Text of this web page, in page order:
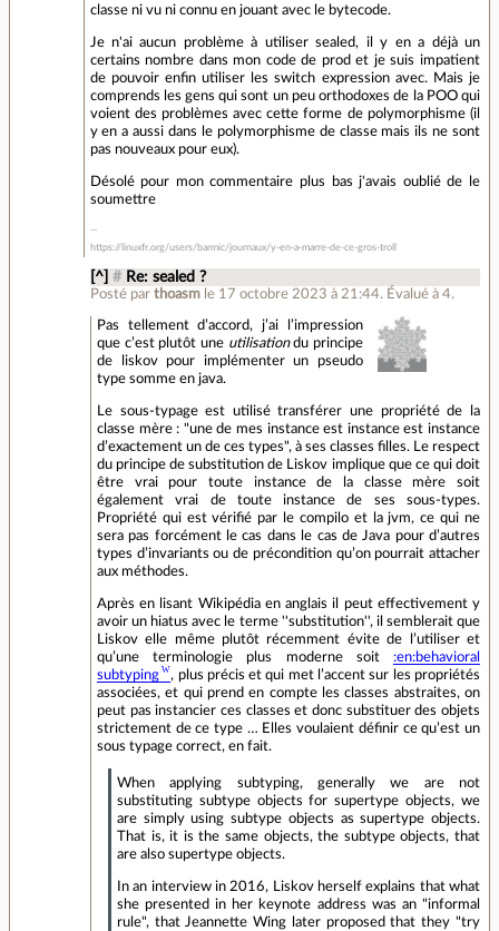
classe ni vu ni connu en jouant avec le bytecode.
Je n'ai aucun problème à utiliser sealed, il y en a déjà un
certains nombre dans mon code de prod et je suis impatient
de pouvoir enfin utiliser les switch expression avec. Mais je
comprends les gens qui sont un peu orthodoxes de la POO qui
voient des problèmes avec cette forme de polymorphisme (il
y en a aussi dans le polymorphisme de classe mais ils ne sont
pas nouveaux pour eux).
Désolé pour mon commentaire plus bas j'avais oublié de le
soumettre
https://linuxfr.org/users/barmic/journaux/y-en-a-marre-de-ce-gros-troll
[^] # Re: sealed ?
Posté par thoasm le 17 octobre 2023 à 21:44. Évalué à 4.
Pas tellement d’accord, j’ai l’impression
que c’est plutôt une utilisationdu principe
de liskov pour implémenter un pseudo
type somme en java.
Le sous-typage est utilisé transférer une propriété de la
classe mère : "une de mes instance est instance est instance
d’exactement un de ces types", à ses classes filles. Le respect
du principe de substitution de Liskov implique que ce qui doit
être vrai pour toute instance de la classe mère soit
également vrai de toute instance de ses sous-types.
Propriété qui est vérifié par le compilo et la jvm, ce qui ne
sera pas forcément le cas dans le cas de Java pour d’autres
types d’invariants ou de précondition qu’on pourrait attacher
aux méthodes.
Après en lisant Wikipédia en anglais il peut effectivement y
avoir un hiatus avec le terme ''substitution'', il semblerait que
Liskov elle même plutôt récemment évite de l’utiliser et
qu’une terminologie plus moderne soit :en:behavioral
subtyping
, plus précis et qui met l’accent sur les propriétés
associées, et qui prend en compte les classes abstraites, on
peut pas instancier ces classes et donc substituer des objets
strictement de ce type … Elles voulaient définir ce qu’est un
sous typage correct, en fait.
When applying subtyping, generally we are not
substituting subtype objects for supertype objects, we
are simply using subtype objects as supertype objects.
That is, it is the same objects, the subtype objects, that
are also supertype objects.
In an interview in 2016, Liskov herself explains that what
she presented in her keynote address was an "informal
rule", that Jeannette Wing later proposed that they "try